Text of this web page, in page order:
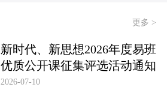
更多 >
新时代、新思想2026年度易班
优质公开课征集评选活动通知
2026-07-10